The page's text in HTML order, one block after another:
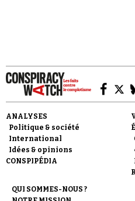
ANALYSES
Politique & société
International
Idées & opinions
CONSPIPÉDIA
QUI SOMMES-NOUS ?